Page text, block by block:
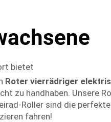
bietet
Roter vierrädriger
zu handhaben. Unsere
Roller sind die
fahren!